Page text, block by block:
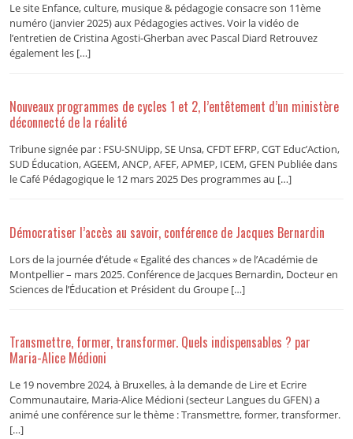
Le site Enfance, culture, musique & pédagogie consacre son 11ème
numéro (janvier 2025) aux Pédagogies actives. Voir la vidéo de
l’entretien de Cristina Agosti-Gherban avec Pascal Diard Retrouvez
également les […]
Nouveaux programmes de cycles 1 et 2, l’entêtement d’un ministère
déconnecté de la réalité
Tribune signée par : FSU-SNUipp, SE Unsa, CFDT EFRP, CGT Educ’Action,
SUD Éducation, AGEEM, ANCP, AFEF, APMEP, ICEM, GFEN Publiée dans
le Café Pédagogique le 12 mars 2025 Des programmes au […]
Démocratiser l’accès au savoir, conférence de Jacques Bernardin
Lors de la journée d’étude « Egalité des chances » de l’Académie de
Montpellier – mars 2025. Conférence de Jacques Bernardin, Docteur en
Sciences de l’Éducation et Président du Groupe […]
Transmettre, former, transformer. Quels indispensables ? par
Maria-Alice Médioni
Le 19 novembre 2024, à Bruxelles, à la demande de Lire et Ecrire
Communautaire, Maria-Alice Médioni (secteur Langues du GFEN) a
animé une conférence sur le thème : Transmettre, former, transformer.
[…]